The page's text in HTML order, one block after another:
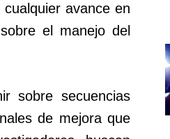
avance en
el manejo del
sobre secuencias
de mejora que